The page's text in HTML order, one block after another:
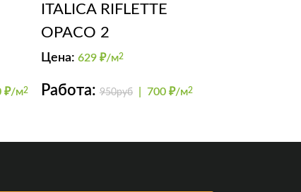
₽/м2
ITALICA RIFLETTE
OPACO 2
Цена: 629 ₽/м2
Работа: 950руб| 700 ₽/м2